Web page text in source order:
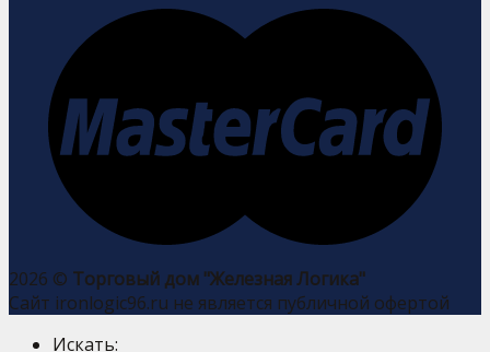
2026 © Торговый дом "Железная Логика"
Сайт ironlogic96.ru не является публичной офертой
Искать: